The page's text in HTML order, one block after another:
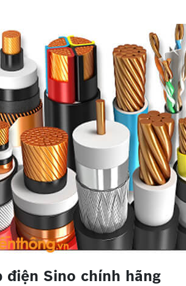
điện Sino chính hãng